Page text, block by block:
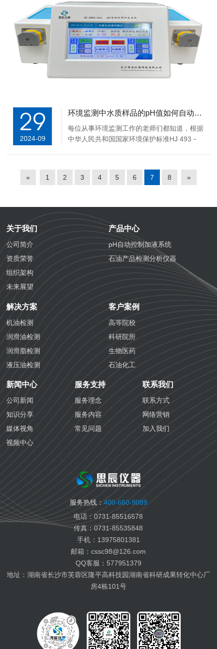
29
2024-09
环境监测中水质样品的pH值如何自动调控？
每位从事环境监测工作的老师们都知道，根据
中华人民共和国国家环境保护标准HJ 493－
工业废水等。当所采集的水样（瞬时样或混合
样）不能立即在现场分析，必须送往实验室测
« 1 2 3 4 5 6 7 8 »
关于我们
公司简介
资质荣誉
组织架构
未来展望
产品中心
pH自动控制加液系统
石油产品检测分析仪器
解决方案
机油检测
润滑油检测
润滑脂检测
液压油检测
防冻液检测
防锈油检测
齿轮油检测
导热油检测
生物医药检测
国六汽油检测
国六柴油检测
变齿轮油检测
变压器油检测
纤膏缆膏检测
船用燃料油检测
客户案例
高等院校
科研院所
生物医药
石油化工
化学工业
航空铁路
海关质检
生态环境
新闻中心
公司新闻
知识分享
媒体视角
视频中心
服务支持
服务理念
服务内容
常见问题
联系我们
联系方式
网络营销
加入我们
服务热线： 400-660-9089
电话：0731-85516578
传真：0731-85535848
手机：13975801381
邮箱：cssc98@126.com
QQ客服：577951379
地址：湖南省长沙市芙蓉区隆平高科技园湖南省科研成果转化中心厂
房4栋101号